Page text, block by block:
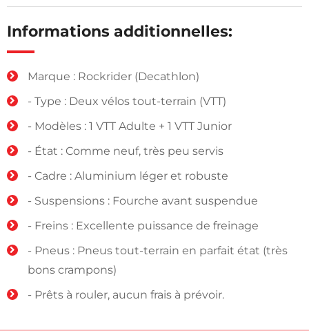
Informations additionnelles:
Marque : Rockrider (Decathlon)
- Type : Deux vélos tout-terrain (VTT)
- Modèles : 1 VTT Adulte + 1 VTT Junior
- État : Comme neuf, très peu servis
- Cadre : Aluminium léger et robuste
- Suspensions : Fourche avant suspendue
- Freins : Excellente puissance de freinage
- Pneus : Pneus tout-terrain en parfait état (très
bons crampons)
- Prêts à rouler, aucun frais à prévoir.